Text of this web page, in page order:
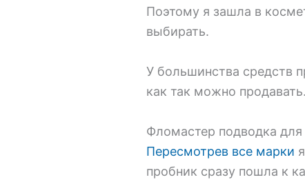
Поэтому я зашла в
выбирать.
У большинства средств
как так можно
Фломастер подводка для
Пересмотрев все марки
пробник сразу пошла к